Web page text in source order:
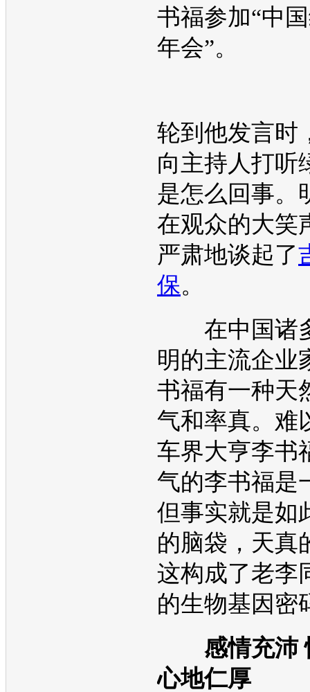
书福参加“中
年会”。
轮到他发言时
向主持人打听
是怎么回事。
在观众的大笑
严肃地谈起了
保。
在中国诸
明的主流企业
书福有一种天
气和率真。难
车界大亨李书
气的李书福是
但事实就是如
的脑袋，天真
这构成了老李
的生物基因密
感情充沛
心地仁厚